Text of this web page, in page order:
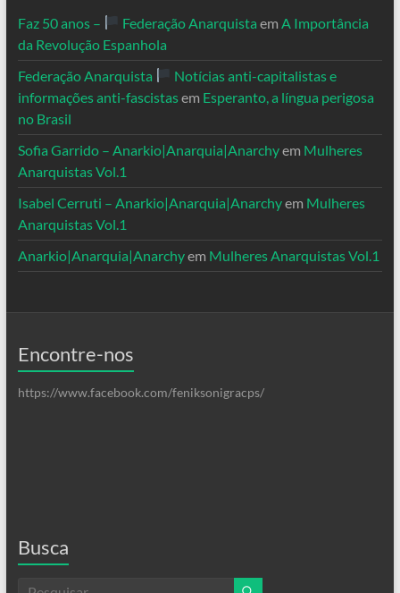
Faz 50 anos – Federação Anarquista em A Importância
da Revolução Espanhola
Federação Anarquista
Notícias anti-capitalistas e
informações anti-fascistasem Esperanto, a língua perigosa
no Brasil
Sofia Garrido – Anarkio|Anarquia|Anarchyem Mulheres
Anarquistas Vol.1
Isabel Cerruti – Anarkio|Anarquia|Anarchyem Mulheres
Anarquistas Vol.1
Anarkio|Anarquia|Anarchyem Mulheres Anarquistas Vol.1
Encontre-nos
https://www.facebook.com/feniksonigracps/
Busca